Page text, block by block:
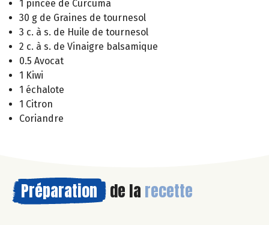
1 pincée de Curcuma
30 g de Graines de tournesol
3 c. à s. de Huile de tournesol
2 c. à s. de Vinaigre balsamique
0.5 Avocat
1 Kiwi
1 échalote
1 Citron
Coriandre
Préparation de la recette